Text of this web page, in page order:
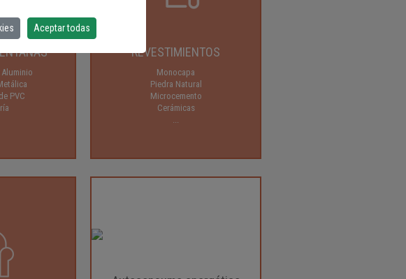
PVC
REVESTIMIENTOS
Monocapa
Piedra Natural
Microcemento
Cerámicas
...
Aceptar todas